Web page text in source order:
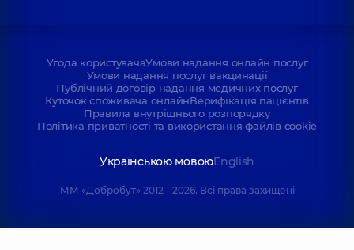
Угода користувачаУмови надання онлайн послуг
Умови надання послуг вакцинації
Публічний договір надання медичних послуг
Куточок споживача онлайнВерифікація пацієнтів
Правила внутрішнього розпорядку
Політика приватності та використання файлів cookie
Українською мовоюEnglish
ММ «Добробут» 2012 - 2026. Всі права захищені